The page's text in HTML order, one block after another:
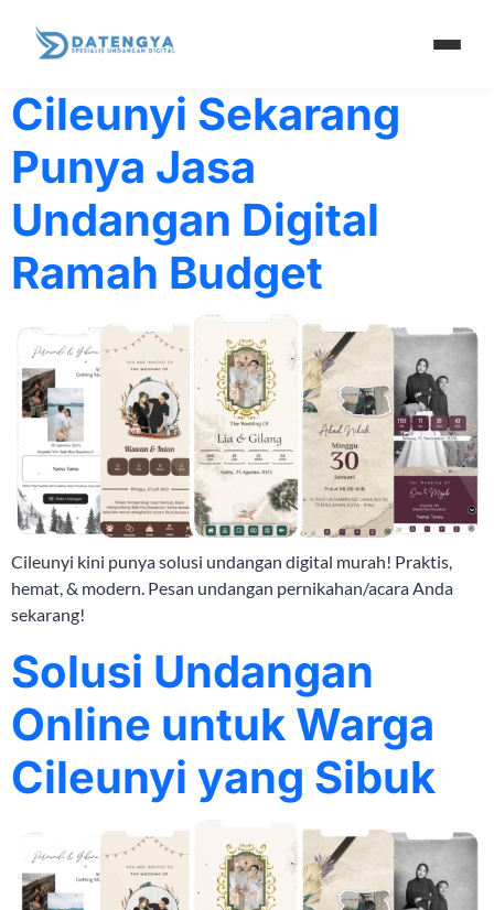
Tag:solusi
Cileunyi Sekarang
Punya Jasa
Undangan Digital
Ramah Budget
Cileunyi kini punya solusi undangan digital murah! Praktis,
hemat, & modern. Pesan undangan pernikahan/acara Anda
sekarang!
Solusi Undangan
Online untuk Warga
Cileunyi yang Sibuk